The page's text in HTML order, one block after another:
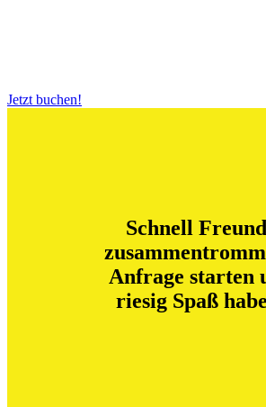
Jetzt buchen!
Schnell
Anfrage starten
riesig Spaß